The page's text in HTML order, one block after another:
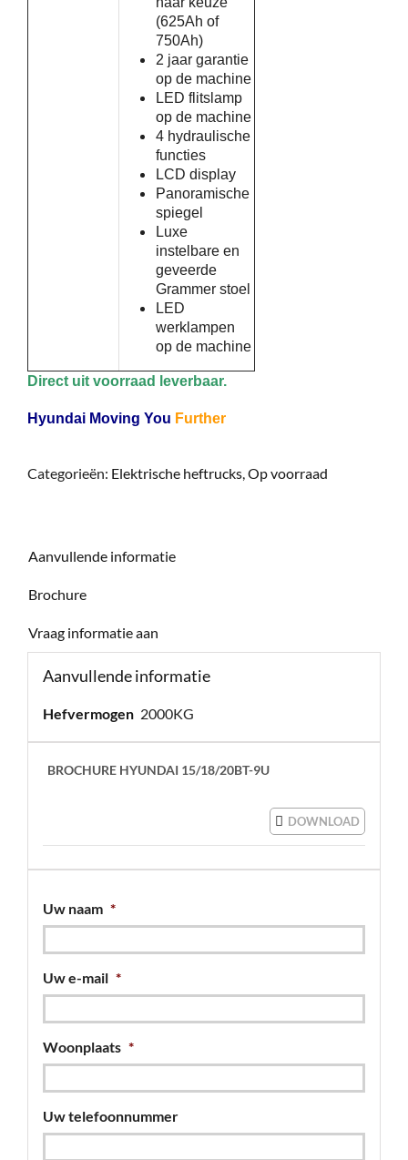
(625Ah of
750Ah)
2 jaar garantie
op de machine
LED flitslamp
op de machine
4 hydraulische
functies
LCD display
Panoramische
spiegel
Luxe
instelbare en
geveerde
Grammer stoel
LED
werklampen
op de machine
Direct uit voorraad leverbaar.
Hyundai Moving You Further
Categorieën: Elektrische heftrucks,Op voorraad
Aanvullende informatie
Brochure
Vraag informatie aan
Aanvullende informatie
Hefvermogen 2000KG
BROCHURE HYUNDAI 15/18/20BT-9U
DOWNLOAD
Uw naam *
Uw e-mail *
Woonplaats *
Uw telefoonnummer